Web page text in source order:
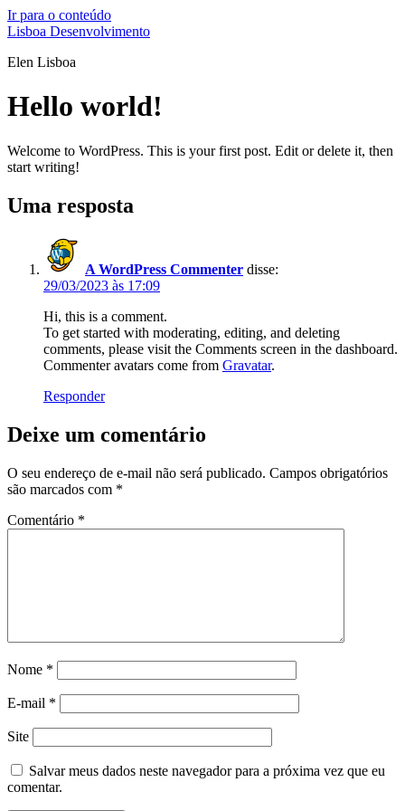
Ir para o conteúdo
Lisboa Desenvolvimento
Elen Lisboa
Hello world!
Welcome to WordPress. This is your first post. Edit or delete it, then
start writing!
Uma resposta
A WordPress Commenter disse:
29/03/2023 às 17:09
Hi, this is a comment.
To get started with moderating, editing, and deleting
comments, please visit the Comments screen in the dashboard.
Commenter avatars come from Gravatar.
Responder
Deixe um comentário
O seu endereço de e-mail não será publicado. Campos obrigatórios
são marcados com *
Comentário *
Nome *
E-mail *
Site
Salvar meus dados neste navegador para a próxima vez que eu
comentar.